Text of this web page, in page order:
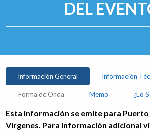
DEL
Información General Información
Forma de Onda Memo ¿Lo
Esta información se emite para Puerto
Vírgenes. Para información adicional